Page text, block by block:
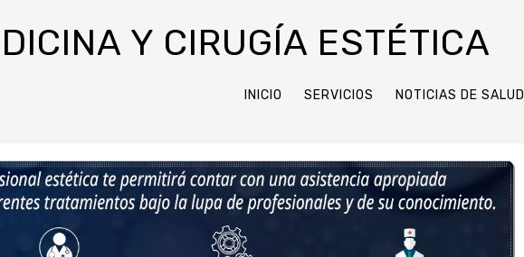
Y CIRUGÍA ESTÉTICA
INICIO SERVICIOS NOTICIAS DE SALUD